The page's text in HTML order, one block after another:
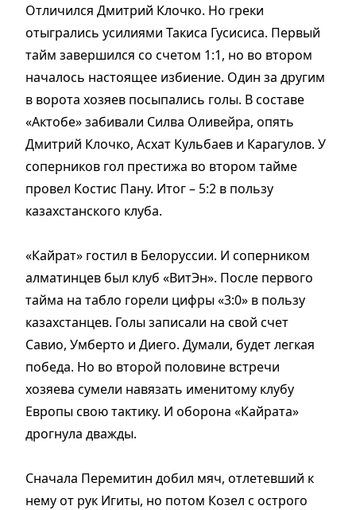
Отличился Дмитрий Клочко. Но греки
отыгрались усилиями Такиса Гусисиса. Первый
тайм завершился со счетом 1:1, но во втором
началось настоящее избиение. Один за другим
в ворота хозяев посыпались голы. В составе
«Актобе» забивали Силва Оливейра, опять
Дмитрий Клочко, Асхат Кульбаев и Карагулов. У
соперников гол престижа во втором тайме
провел Костис Пану. Итог – 5:2 в пользу
казахстанского клуба.
«Кайрат» гостил в Белоруссии. И соперником
алматинцев был клуб «ВитЭн». После первого
тайма на табло горели цифры «3:0» в пользу
казахстанцев. Голы записали на свой счет
Савио, Умберто и Диего. Думали, будет легкая
победа. Но во второй половине встречи
хозяева сумели навязать именитому клубу
Европы свою тактику. И оборона «Кайрата»
дрогнула дважды.
Сначала Перемитин добил мяч, отлетевший к
нему от рук Игиты, но потом Козел с острого